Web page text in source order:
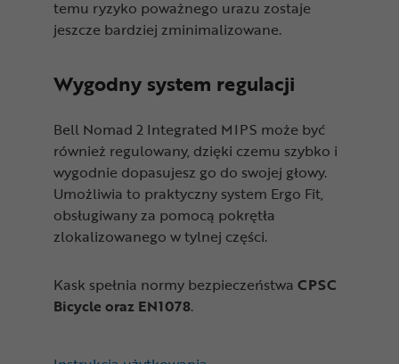
temu ryzyko poważnego urazu zostaje
jeszcze bardziej zminimalizowane.
Wygodny system regulacji
Bell Nomad 2 Integrated MIPS może być
również regulowany, dzięki czemu szybko i
wygodnie dopasujesz go do swojej głowy.
Umożliwia to praktyczny system Ergo Fit,
obsługiwany za pomocą pokrętła
zlokalizowanego w tylnej części.
Kask spełnia normy bezpieczeństwa CPSC
Bicycle oraz EN1078.